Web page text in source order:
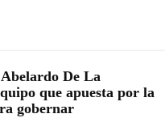
De La
que apuesta por la
gobernar